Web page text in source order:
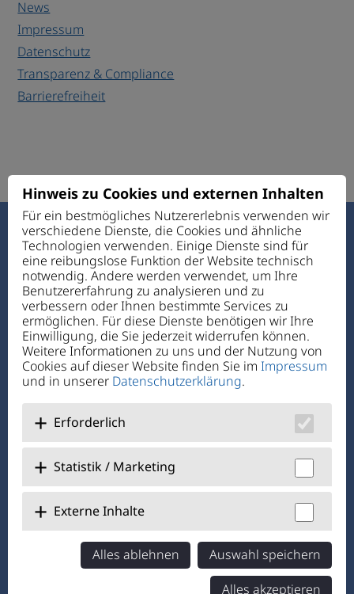
News
Impressum
Datenschutz
Transparenz & Compliance
Barrierefreiheit
Haus des Guten Hirten
Ettmannsdorfer Str. 131
92421 Schwandorf
Telefon:+49 94 31 72 4-0
Telefax: +49 94 31 7 24-1 11
E-Mail:verwaltung@hdgh.de
Über Uns
Jobs + Karriere
@hausdesgutenhirtenschwandorf
@KJFRegensburg
Haus des Guten Hirten
Hinweis zu Cookies und externen Inhalten
Für ein bestmögliches Nutzererlebnis verwenden wir
verschiedene Dienste, die Cookies und ähnliche
Technologien verwenden. Einige Dienste sind für
eine reibungslose Funktion der Website technisch
notwendig. Andere werden verwendet, um Ihre
Benutzererfahrung zu analysieren und zu
verbessern oder Ihnen bestimmte Services zu
ermöglichen. Für diese Dienste benötigen wir Ihre
Einwilligung, die Sie jederzeit widerrufen können.
Weitere Informationen zu uns und der Nutzung von
Cookies auf dieser Website finden Sie im Impressum
und in unserer Datenschutzerklärung.
Erforderlich
Statistik / Marketing
Externe Inhalte
Alles ablehnen
Auswahl speichern
Alles akzeptieren